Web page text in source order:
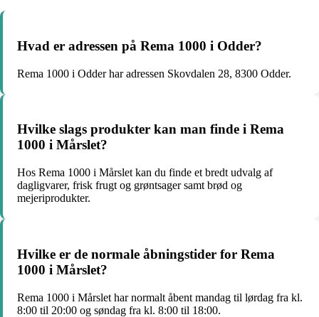
Hvad er adressen på Rema 1000 i Odder?
Rema 1000 i Odder har adressen Skovdalen 28, 8300 Odder.
Hvilke slags produkter kan man finde i Rema
1000 i Mårslet?
Hos Rema 1000 i Mårslet kan du finde et bredt udvalg af
dagligvarer, frisk frugt og grøntsager samt brød og
mejeriprodukter.
Hvilke er de normale åbningstider for Rema
1000 i Mårslet?
Rema 1000 i Mårslet har normalt åbent mandag til lørdag fra kl.
8:00 til 20:00 og søndag fra kl. 8:00 til 18:00.